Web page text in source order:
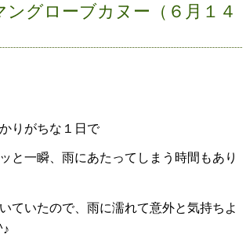
ングローブカヌー（６月１４
りがちな１日で
と一瞬、雨にあたってしまう時間もあり
ていたので、雨に濡れて意外と気持ちよ